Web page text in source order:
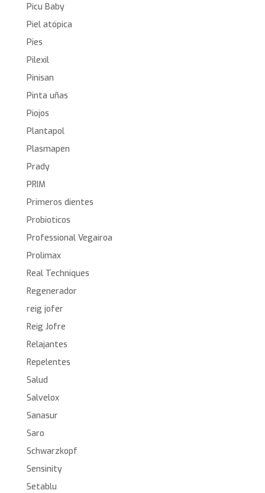
Picu Baby
Piel atópica
Pies
Pilexil
Pinisan
Pinta uñas
Piojos
Plantapol
Plasmapen
Prady
PRIM
Primeros dientes
Probioticos
Professional Vegairoa
Prolimax
Real Techniques
Regenerador
reig jofer
Reig Jofre
Relajantes
Repelentes
Salud
Salvelox
Sanasur
Saro
Schwarzkopf
Sensinity
Setablu